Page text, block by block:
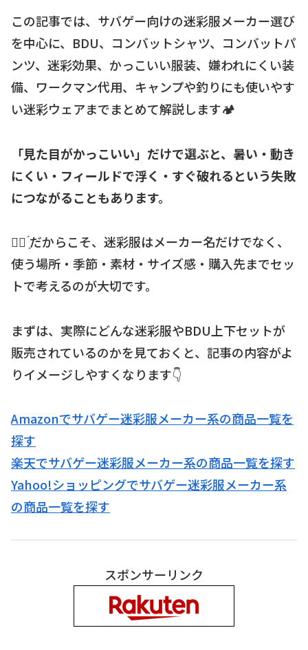
この記事では、サバゲー向けの迷彩服メーカー選び
を中心に、BDU、コンバットシャツ、コンバットパ
ンツ、迷彩効果、かっこいい服装、嫌われにくい装
備、ワークマン代用、キャンプや釣りにも使いやす
い迷彩ウェアまでまとめて解説します🏕
「見た目がかっこいい」だけで選ぶと、暑い・動き
にくい・フィールドで浮く・すぐ破れるという失敗
につながることもあります。
☝🏻 ̖́だからこそ、迷彩服はメーカー名だけでなく、
使う場所・季節・素材・サイズ感・購入先までセッ
トで考えるのが大切です。
まずは、実際にどんな迷彩服やBDU上下セットが
販売されているのかを見ておくと、記事の内容がよ
りイメージしやすくなります👇
Amazonでサバゲー迷彩服メーカー系の商品一覧を
探す
楽天でサバゲー迷彩服メーカー系の商品一覧を探す
Yahoo!ショッピングでサバゲー迷彩服メーカー系
の商品一覧を探す
スポンサーリンク